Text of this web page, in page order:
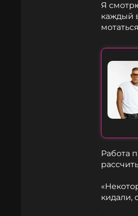
Я
каждый
Работа
кидали,